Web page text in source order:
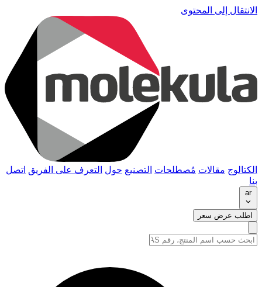
الانتقال إلى المحتوى
الكتالوج مقالات مُصطلحات التصنيع حول التعرف على الفريق اتصل
بنا
ar
اطلب عرض سعر